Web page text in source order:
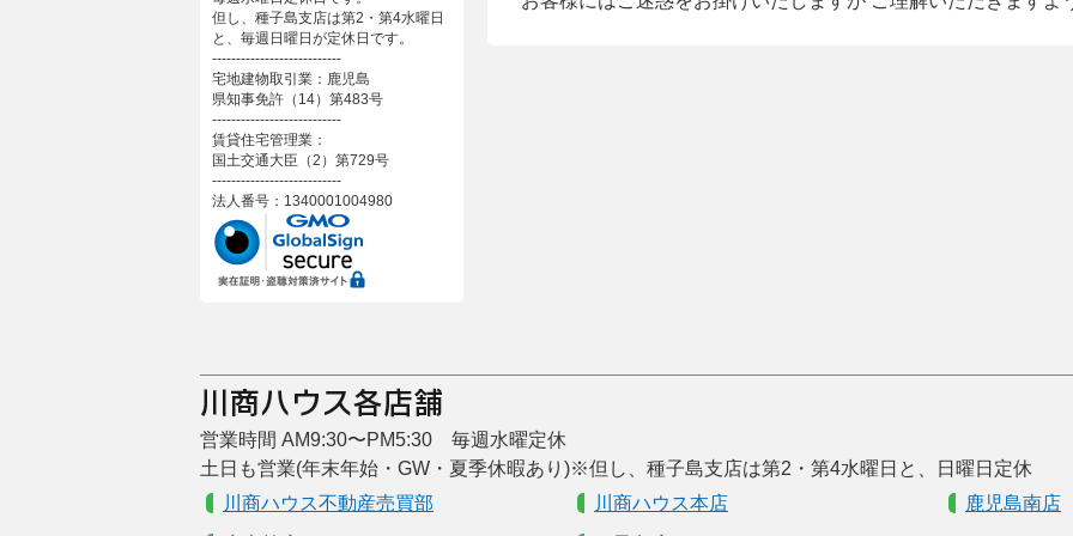
但し、種子島支店は第2・第4水曜日
と、毎週日曜日が定休日です。
---------------------------
宅地建物取引業：鹿児島
県知事免許（14）第483号
---------------------------
賃貸住宅管理業：
国土交通大臣（2）第729号
---------------------------
法人番号：1340001004980
営業時間 AM9:30〜PM5:30 毎週水曜定休
土日も営業(年末年始・GW・夏季休暇あり)※但し、種子島支店は第2・第4水曜日と、日曜日定休
川商ハウス不動産売買部
川商ハウス本店
鹿児島南店